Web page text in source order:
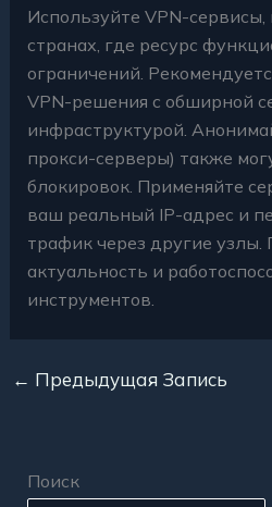
Используйте VPN-
странах, где ресурс
ограничений.
VPN-решения с обширной
инфраструктурой.
прокси-серверы) также
блокировок. Применяйте
ваш реальный IP-адрес и
трафик через другие узлы.
актуальность и
инструментов.
← Предыдущая Запись
Поиск